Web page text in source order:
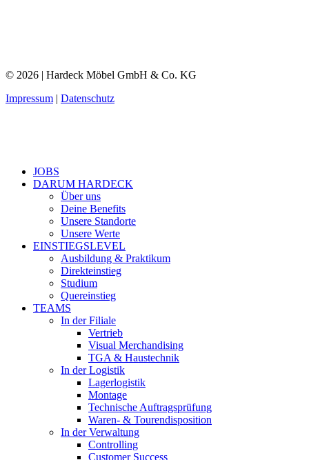
© 2026 | Hardeck Möbel GmbH & Co. KG
Impressum | Datenschutz
Close
Menu
JOBS
DARUM HARDECK
Über uns
Deine Benefits
Unsere Standorte
Unsere Werte
EINSTIEGSLEVEL
Ausbildung & Praktikum
Direkteinstieg
Studium
Quereinstieg
TEAMS
In der Filiale
Vertrieb
Visual Merchandising
TGA & Haustechnik
In der Logistik
Lagerlogistik
Montage
Technische Auftragsprüfung
Waren- & Tourendisposition
In der Verwaltung
Controlling
Customer Success